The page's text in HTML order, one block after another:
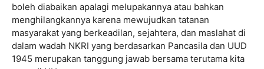
boleh diabaikan apalagi melupakannya atau bahkan
menghilangkannya karena mewujudkan tatanan
masyarakat yang berkeadilan, sejahtera, dan maslahat di
dalam wadah NKRI yang berdasarkan Pancasila dan UUD
1945 merupakan tanggung jawab bersama terutama kita